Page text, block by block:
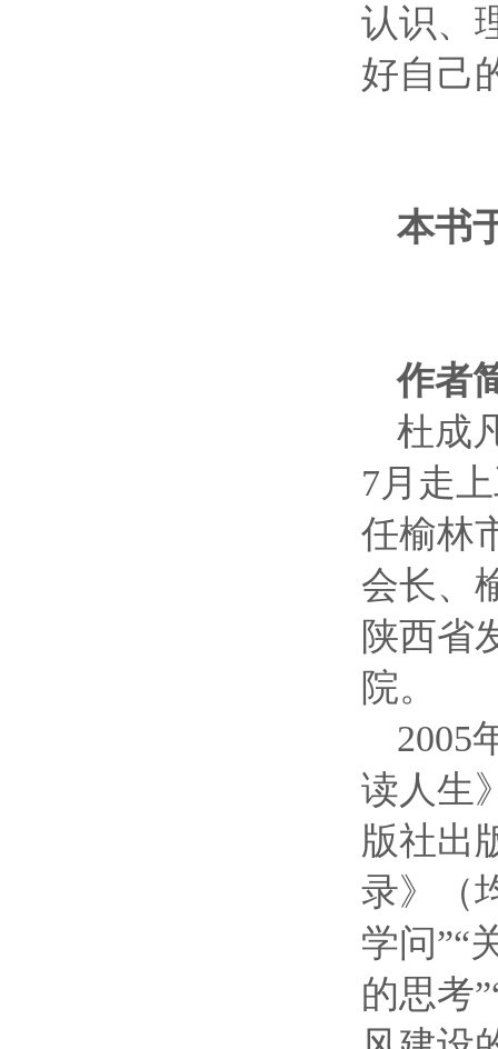
认识、
好自己
本书
作者
杜成
7月走
任榆林
会长、
陕西省
院。
2005
读人生
版社出
录》（
学问”“
的思考